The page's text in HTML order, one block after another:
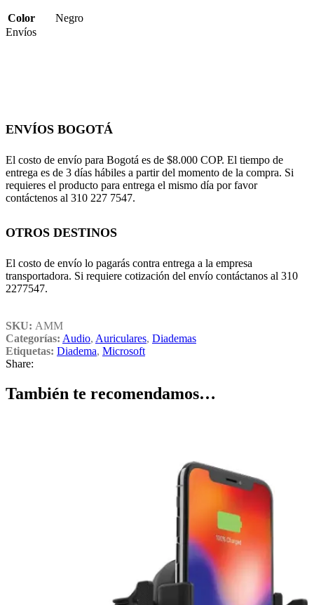
Color
Negro
Envíos
ENVÍOS BOGOTÁ
El costo de envío para Bogotá es de $8.000 COP. El tiempo de
entrega es de 3 días hábiles a partir del momento de la compra. Si
requieres el producto para entrega el mismo día por favor
contáctenos al 310 227 7547.
OTROS DESTINOS
El costo de envío lo pagarás contra entrega a la empresa
transportadora. Si requiere cotización del envío contáctanos al 310
2277547.
SKU: AMM
Categorías: Audio, Auriculares, Diademas
Etiquetas: Diadema, Microsoft
Share:
También te recomendamos…